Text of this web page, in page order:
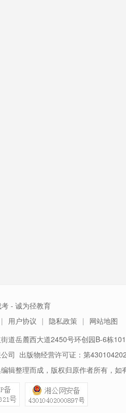
考 - 诚为径教育
用户协议 隐私政策
网站地图
道岳麓西大道2450号环创园B-6栋
司 出版物经营许可证：第
辑整理而成，版权归原作者所有，如